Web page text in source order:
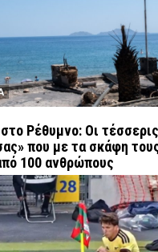
Ρέθυμνο: Οι
που με τα σκάφη
100 ανθρώπους